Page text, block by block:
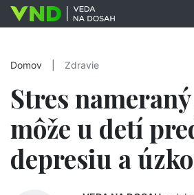
Domov Zdravie
Stres
môže u detí
depresiu a